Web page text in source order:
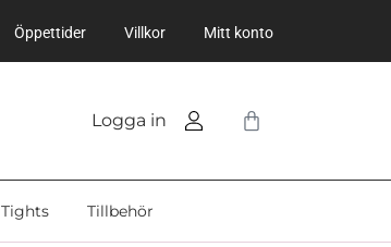
Öppettider Villkor Mitt konto
Logga in
Tights Tillbehör